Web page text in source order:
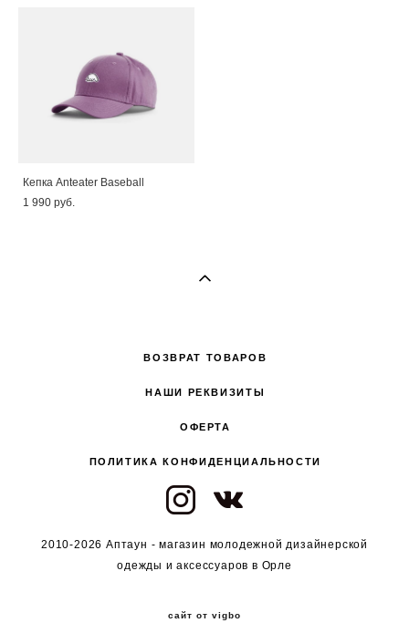
Кепка Anteater Baseball
1 990 pуб.
ВОЗВРАТ ТОВАРОВ
НАШИ РЕКВИЗИТЫ
ОФЕРТА
ПОЛИТИКА КОНФИДЕНЦИАЛЬНОСТИ
2010-2026 Аптаун - магазин молодежной дизайнерской
одежды и аксессуаров в Орле
сайт от vigbo